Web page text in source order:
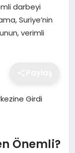
darbeyi
Suriye’nin
verimli
Önemli?